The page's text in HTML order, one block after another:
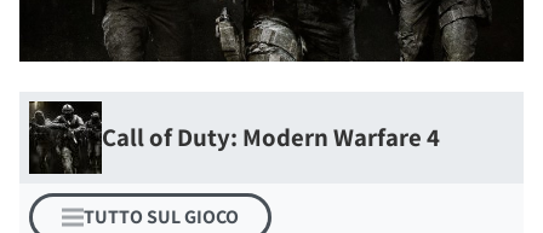
Call of Duty: Modern Warfare 4
TUTTO SUL GIOCO